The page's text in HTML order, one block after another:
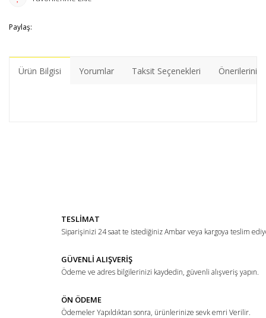
Paylaş:
Ürün Bilgisi Yorumlar Taksit Seçenekleri Önerileriniz
Ürün açıklamasında eksik bilgiler bulunuyor.
Ürün fiyatı diğer sitelerden daha pahalı.
Bu ürüne benzer farklı alternatifler olmalı.
TESLİMAT
Siparişinizi 24 saat te istediğiniz Ambar veya kargoya teslim
GÜVENLİ ALIŞVERİŞ
Ödeme ve adres bilgilerinizi kaydedin, güvenli alışveriş yapın.
ÖN ÖDEME
Ödemeler Yapıldıktan sonra, ürünlerinize sevk emri Verilir.